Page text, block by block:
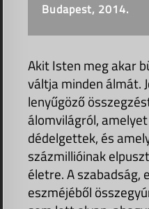
Budapest, 2014.
Akit Isten meg akar
váltja minden álmát.
lenyűgöző
álomvilágról,
dédelgettek, és
százmillióinak
életre. A szabadság,
eszméjéből